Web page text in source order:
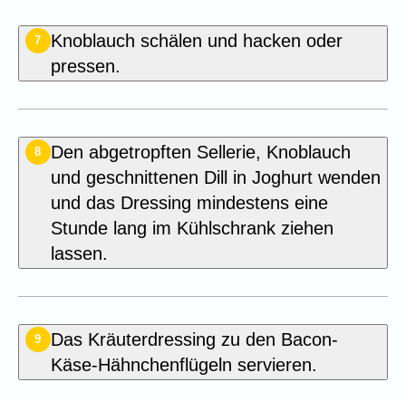
7
Knoblauch schälen und hacken oder
pressen.
8
Den abgetropften Sellerie, Knoblauch
und geschnittenen Dill in Joghurt wenden
und das Dressing mindestens eine
Stunde lang im Kühlschrank ziehen
lassen.
9
Das Kräuterdressing zu den Bacon-
Käse-Hähnchenflügeln servieren.